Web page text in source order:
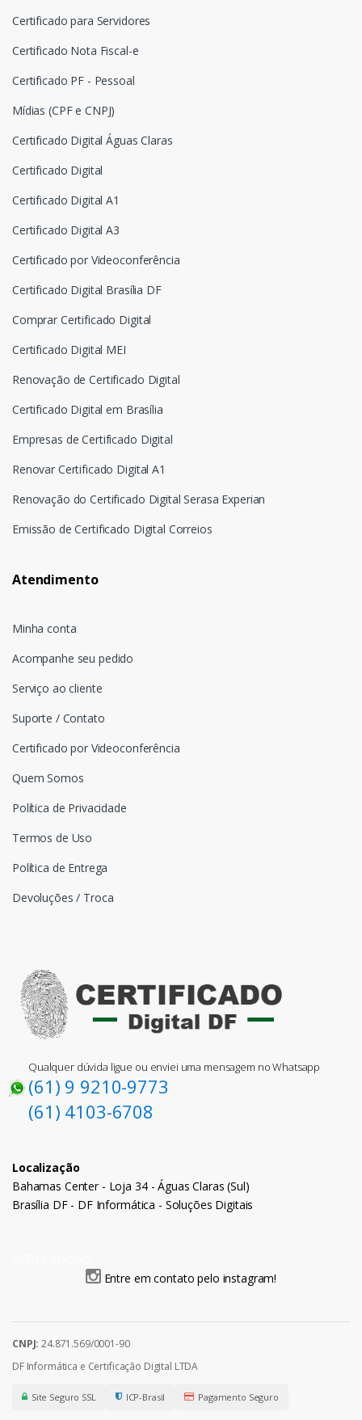
Certificado para Servidores
Certificado Nota Fiscal-e
Certificado PF - Pessoal
Mídias (CPF e CNPJ)
Certificado Digital Águas Claras
Certificado Digital
Certificado Digital A1
Certificado Digital A3
Certificado por Videoconferência
Certificado Digital Brasília DF
Comprar Certificado Digital
Certificado Digital MEI
Renovação de Certificado Digital
Certificado Digital em Brasília
Empresas de Certificado Digital
Renovar Certificado Digital A1
Renovação do Certificado Digital Serasa Experian
Emissão de Certificado Digital Correios
Atendimento
Minha conta
Acompanhe seu pedido
Serviço ao cliente
Suporte / Contato
Certificado por Videoconferência
Quem Somos
Política de Privacidade
Termos de Uso
Política de Entrega
Devoluções / Troca
Qualquer dúvida ligue ou enviei uma mensagem no Whatsapp
(61) 9 9210-9773
(61) 4103-6708
Localização
Bahamas Center - Loja 34 - Águas Claras (Sul)
Brasília DF - DF Informática - Soluções Digitais
Entre em contato pelo instagram!
CNPJ: 24.871.569/0001-90
DF Informática e Certificação Digital LTDA
Site Seguro SSL ICP-Brasil Pagamento Seguro